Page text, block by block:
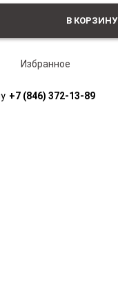
В КОРЗИНУ
Избранное
+7 (846) 372-13-89